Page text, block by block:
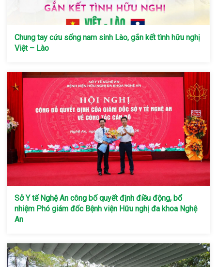
Chung tay cứu sống nam sinh Lào, gắn kết tình hữu nghị
Việt – Lào
Sở Y tế Nghệ An công bố quyết định điều động, bổ
nhiệm Phó giám đốc Bệnh viện Hữu nghị đa khoa Nghệ
An